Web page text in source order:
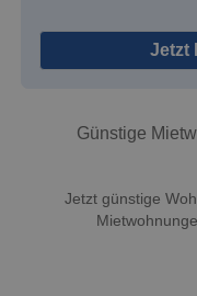
Jetzt
Günstige
Jetzt günstige